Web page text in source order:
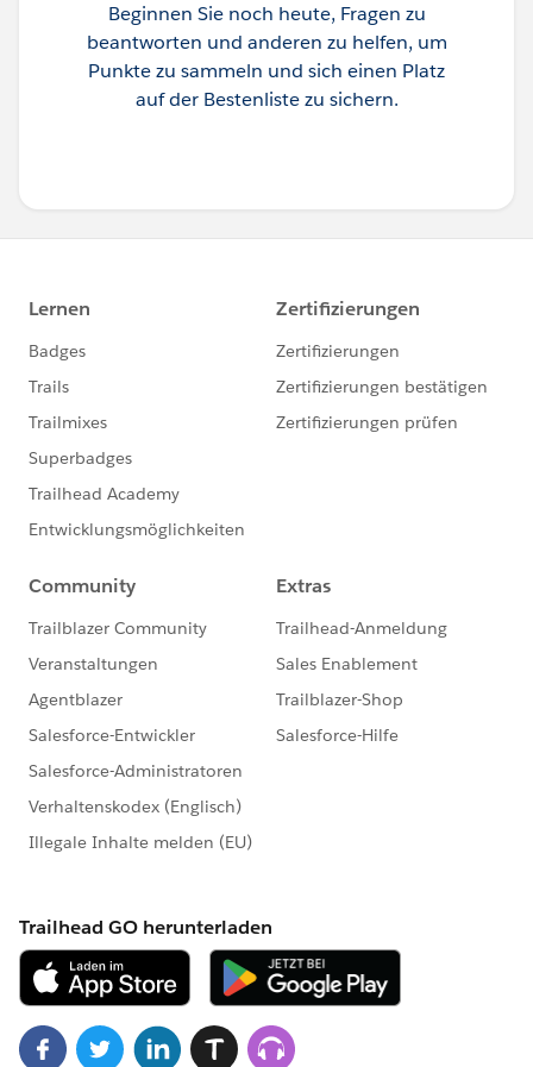
Beginnen Sie noch heute, Fragen zu
beantworten und anderen zu helfen, um
Punkte zu sammeln und sich einen Platz
auf der Bestenliste zu sichern.